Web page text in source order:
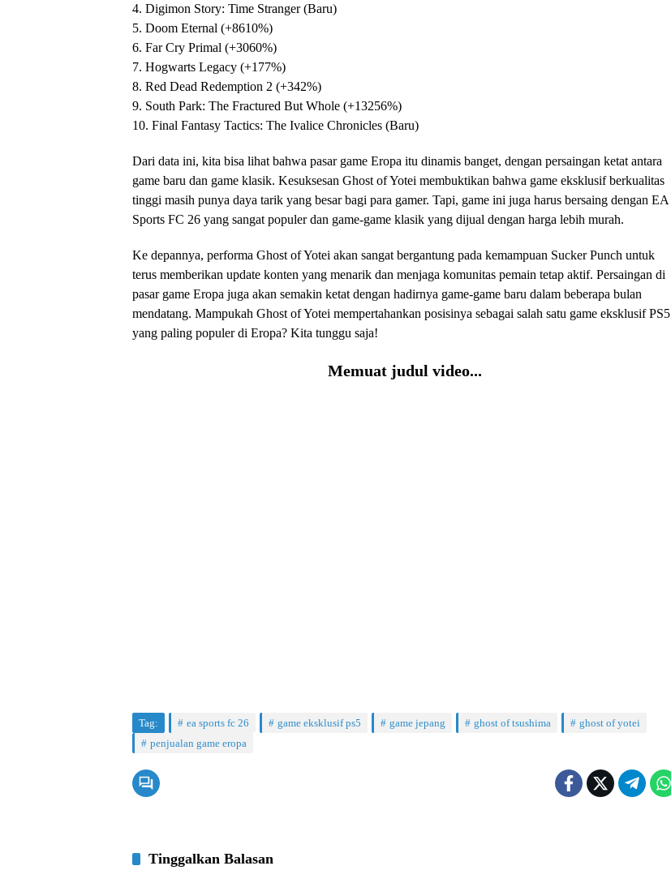
4. Digimon Story: Time Stranger (Baru)
5. Doom Eternal (+8610%)
6. Far Cry Primal (+3060%)
7. Hogwarts Legacy (+177%)
8. Red Dead Redemption 2 (+342%)
9. South Park: The Fractured But Whole (+13256%)
10. Final Fantasy Tactics: The Ivalice Chronicles (Baru)
Dari data ini, kita bisa lihat bahwa pasar game Eropa itu dinamis banget, dengan persaingan ketat antara
game baru dan game klasik. Kesuksesan Ghost of Yotei membuktikan bahwa game eksklusif berkualitas
tinggi masih punya daya tarik yang besar bagi para gamer. Tapi, game ini juga harus bersaing dengan EA
Sports FC 26 yang sangat populer dan game-game klasik yang dijual dengan harga lebih murah.
Ke depannya, performa Ghost of Yotei akan sangat bergantung pada kemampuan Sucker Punch untuk
terus memberikan update konten yang menarik dan menjaga komunitas pemain tetap aktif. Persaingan di
pasar game Eropa juga akan semakin ketat dengan hadirnya game-game baru dalam beberapa bulan
mendatang. Mampukah Ghost of Yotei mempertahankan posisinya sebagai salah satu game eksklusif PS5
yang paling populer di Eropa? Kita tunggu saja!
Memuat judul video...
Tag: ea sports fc 26 game eksklusif ps5 game jepang ghost of tsushima
ghost of yotei
penjualan game eropa
Tinggalkan Balasan